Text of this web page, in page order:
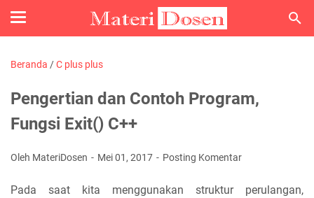
Beranda /C plus plus
Pengertian dan Contoh Program,
Fungsi Exit() C++
Oleh MateriDosen Mei 01, 2017 Posting Komentar
Pada saat kita menggunakan struktur perulangan,